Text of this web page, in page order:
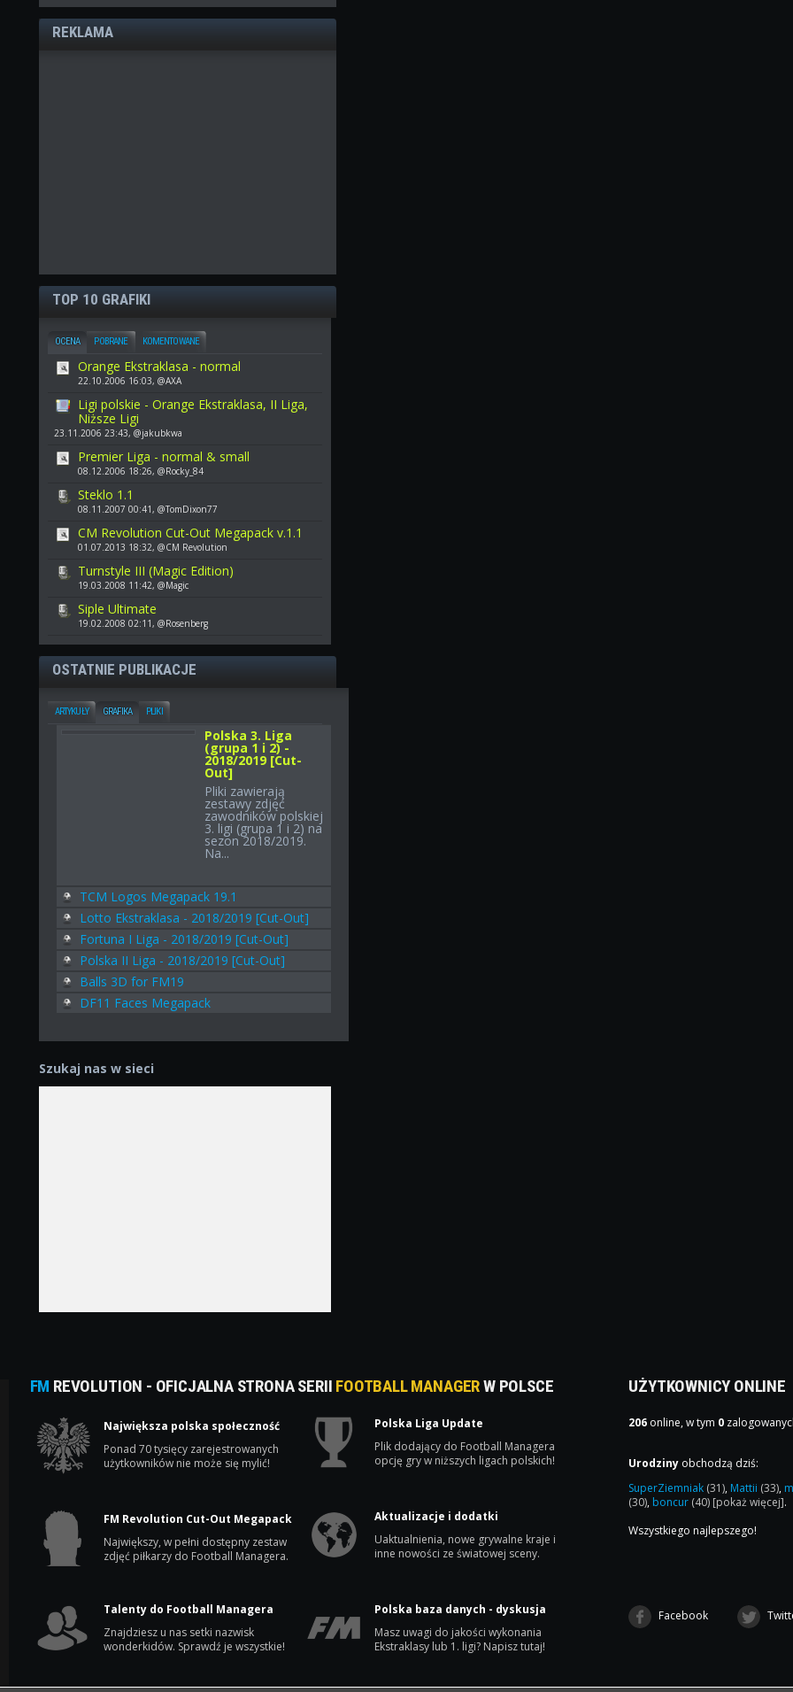
REKLAMA
TOP 10 GRAFIKI
OCENA POBRANE KOMENTOWANE
Orange Ekstraklasa - normal
22.10.2006 16:03, @AXA
Ligi polskie - Orange Ekstraklasa, II Liga,
Niższe Ligi
23.11.2006 23:43, @jakubkwa
Premier Liga - normal & small
08.12.2006 18:26, @Rocky_84
Steklo 1.1
08.11.2007 00:41, @TomDixon77
CM Revolution Cut-Out Megapack v.1.1
01.07.2013 18:32, @CM Revolution
Turnstyle III (Magic Edition)
19.03.2008 11:42, @Magic
Siple Ultimate
19.02.2008 02:11, @Rosenberg
OSTATNIE PUBLIKACJE
ARTYKUŁY GRAFIKA PLIKI
Polska 3. Liga
(grupa 1 i 2) -
2018/2019 [Cut-
Out]
Pliki zawierają
zestawy zdjęć
zawodników polskiej
3. ligi (grupa 1 i 2) na
sezon 2018/2019.
Na...
TCM Logos Megapack 19.1
Lotto Ekstraklasa - 2018/2019 [Cut-Out]
Fortuna I Liga - 2018/2019 [Cut-Out]
Polska II Liga - 2018/2019 [Cut-Out]
Balls 3D for FM19
DF11 Faces Megapack
Szukaj nas w sieci
FM REVOLUTION - OFICJALNA STRONA SERII FOOTBALL MANAGERW POLSCE
Największa polska społeczność
Ponad 70 tysięcy zarejestrowanych
użytkowników nie może się mylić!
Polska Liga Update
Plik dodający do Football Managera
opcję gry w niższych ligach polskich!
FM Revolution Cut-Out Megapack
Największy, w pełni dostępny zestaw
zdjęć piłkarzy do Football Managera.
Aktualizacje i dodatki
Uaktualnienia, nowe grywalne kraje i
inne nowości ze światowej sceny.
Talenty do Football Managera
Znajdziesz u nas setki nazwisk
wonderkidów. Sprawdź je wszystkie!
Polska baza danych - dyskusja
Masz uwagi do jakości wykonania
Ekstraklasy lub 1. ligi? Napisz tutaj!
UŻYTKOWNICY ONLINE
206 online, w tym 0
Urodziny obchodzą dziś:
SuperZiemniak (31), Mattii (33),
(30), boncur (40) [pokaż więcej].
Wszystkiego najlepszego!
Facebook